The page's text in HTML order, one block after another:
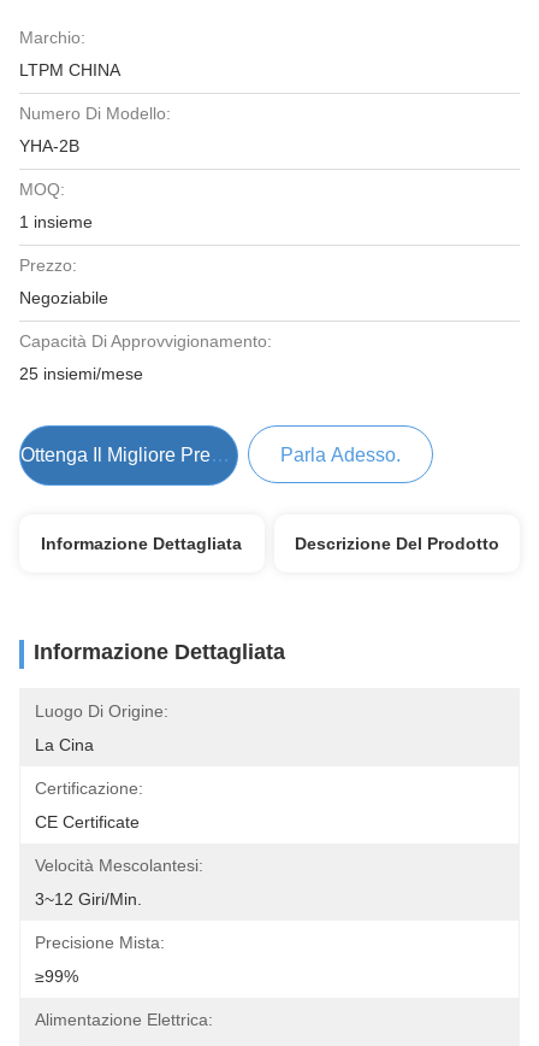
Marchio:
LTPM CHINA
Numero Di Modello:
YHA-2B
MOQ:
1 insieme
Prezzo:
Negoziabile
Capacità Di Approvvigionamento:
25 insiemi/mese
Ottenga Il Migliore Prezzo Parla Adesso.
Informazione Dettagliata Descrizione Del Prodotto
Informazione Dettagliata
Luogo Di Origine:
La Cina
Certificazione:
CE Certificate
Velocità Mescolantesi:
3~12 Giri/min.
Precisione Mista:
≥99%
Alimentazione Elettrica: